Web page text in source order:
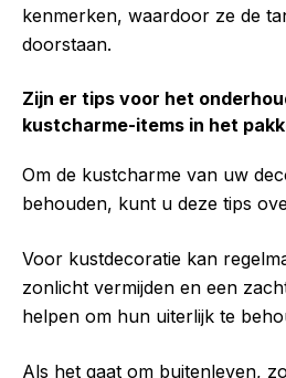
kenmerken, waardoor ze de
doorstaan.
Zijn er tips voor het
kustcharme-items in het
Om de kustcharme van uw
behouden, kunt u deze tips
Voor kustdecoratie kan
zonlicht vermijden en een
helpen om hun uiterlijk te
Als het gaat om buitenleven,